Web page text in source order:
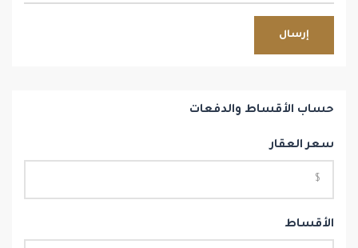
إرسال
حساب الأقساط والدفعات
سعر العقار
الأقساط